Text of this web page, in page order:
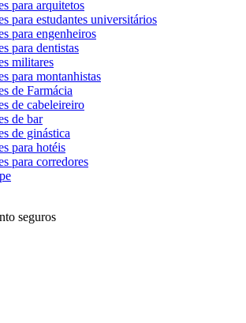
para arquitetos
para estudantes universitários
para engenheiros
para dentistas
militares
para montanhistas
de Farmácia
de cabeleireiro
de bar
de ginástica
para hotéis
para corredores
seguros